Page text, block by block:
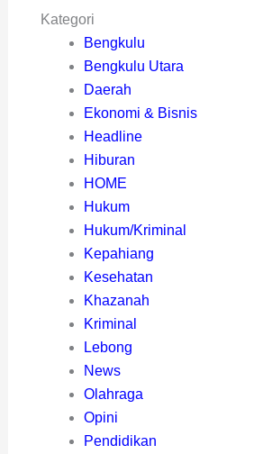
Kategori
Bengkulu
Bengkulu Utara
Daerah
Ekonomi & Bisnis
Headline
Hiburan
HOME
Hukum
Hukum/Kriminal
Kepahiang
Kesehatan
Khazanah
Kriminal
Lebong
News
Olahraga
Opini
Pendidikan